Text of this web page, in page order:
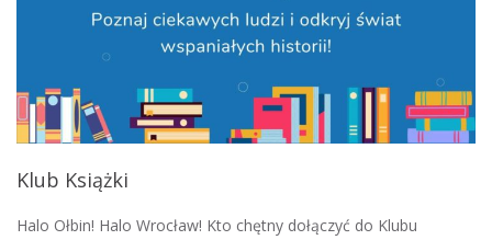
Klub Książki
Halo Ołbin! Halo Wrocław! Kto chętny dołączyć do Klubu